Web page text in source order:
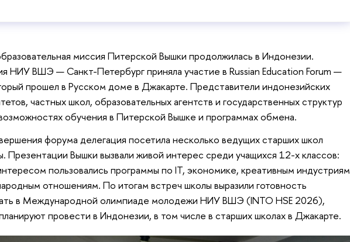
миссия Питерской Вышки продолжилась в Индонезии.
НИУ ВШЭ — Санкт-Петербург приняла участие в Russian Education Forum —
прошел в Русском доме в Джакарте. Представители индонезийских
частных школ, образовательных агентств и государственных структур
обучения в Питерской Вышке и программах обмена.
форума делегация посетила несколько ведущих старших школ
Презентации Вышки вызвали живой интерес среди учащихся 12-х классов:
пользовались программы по IT, экономике, креативным индустриям
отношениям. По итогам встреч школы выразили готовность
в Международной олимпиаде молодежи НИУ ВШЭ (INTO HSE 2026),
провести в Индонезии, в том числе в старших школах в Джакарте.